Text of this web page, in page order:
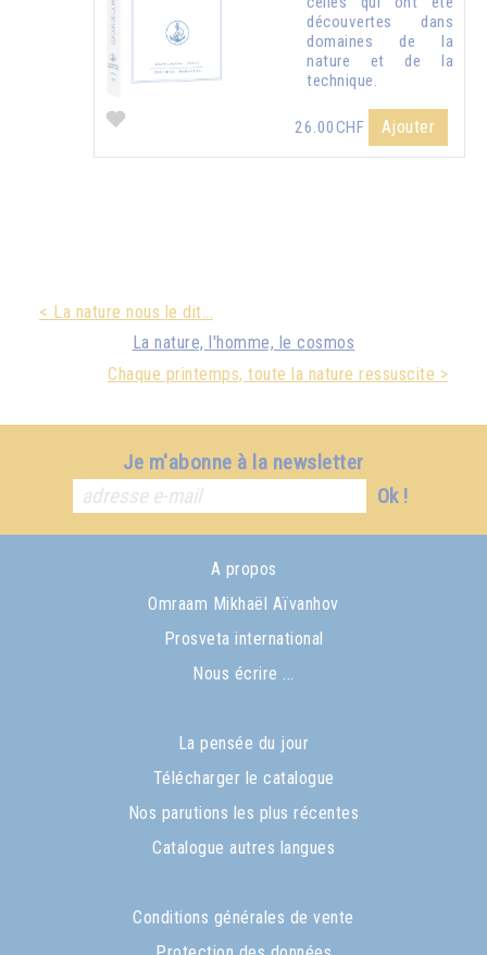
découvertes dans
domaines de la
nature et de la
technique.
26.00CHF Ajouter
< La nature nous le dit...
La nature, l'homme, le cosmos
Chaque printemps, toute la nature ressuscite >
Je m'abonne à la newsletter
Ok !
A propos
Omraam Mikhaël Aïvanhov
Prosveta international
Nous écrire ...
La pensée du jour
Télécharger le catalogue
Nos parutions les plus récentes
Catalogue autres langues
Conditions générales de vente